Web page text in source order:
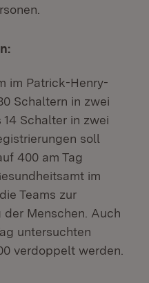
im Patrick-Henry-
Schaltern in zwei
Schalter in zwei
soll
400 am Tag
im
Teams zur
Menschen. Auch
untersuchten
verdoppelt werden.